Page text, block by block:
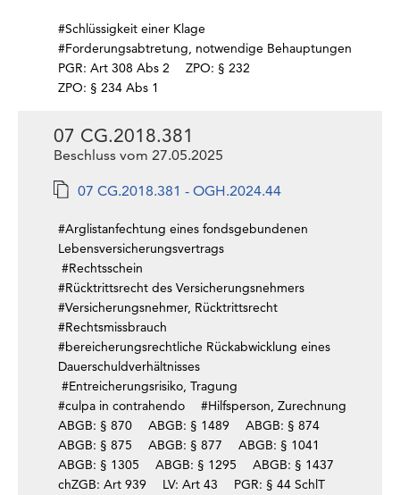
#Schlüssigkeit einer Klage
#Forderungsabtretung, notwendige Behauptungen
PGR: Art 308 Abs 2
ZPO: § 232
ZPO: § 234 Abs 1
07 CG.2018.381
Beschluss vom 27.05.2025
07 CG.2018.381 - OGH.2024.44
#Arglistanfechtung eines fondsgebundenen
Lebensversicherungsvertrags
#Rechtsschein
#Rücktrittsrecht des Versicherungsnehmers
#Versicherungsnehmer, Rücktrittsrecht
#Rechtsmissbrauch
#bereicherungsrechtliche Rückabwicklung eines
Dauerschuldverhältnisses
#Entreicherungsrisiko, Tragung
#culpa in contrahendo
#Hilfsperson, Zurechnung
ABGB: § 870
ABGB: § 1489
ABGB: § 874
ABGB: § 875
ABGB: § 877
ABGB: § 1041
ABGB: § 1305
ABGB: § 1295
ABGB: § 1437
chZGB: Art 939
LV: Art 43 PGR: § 44 SchlT